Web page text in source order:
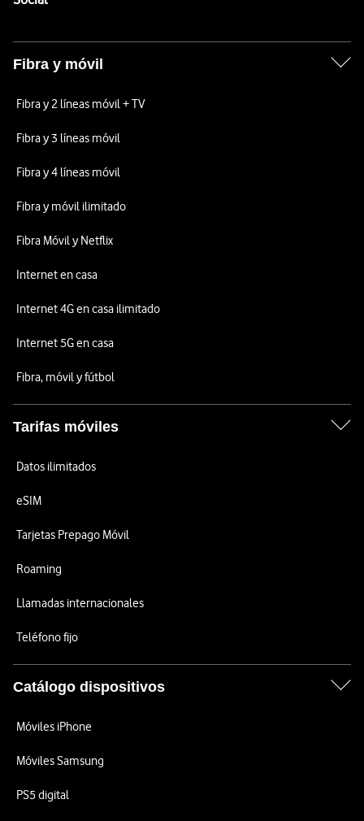
Fibra y móvil
Fibra y 2 líneas móvil + TV
Fibra y 3 líneas móvil
Fibra y 4 líneas móvil
Fibra y móvil ilimitado
Fibra Móvil y Netflix
Internet en casa
Internet 4G en casa ilimitado
Internet 5G en casa
Fibra, móvil y fútbol
Tarifas móviles
Datos ilimitados
eSIM
Tarjetas Prepago Móvil
Roaming
Llamadas internacionales
Teléfono fijo
Catálogo dispositivos
Móviles iPhone
Móviles Samsung
PS5 digital